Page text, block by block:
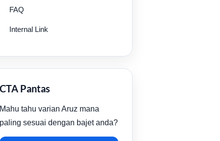
FAQ
Internal Link
CTA Pantas
Mahu tahu varian Aruz mana
paling sesuai dengan bajet anda?